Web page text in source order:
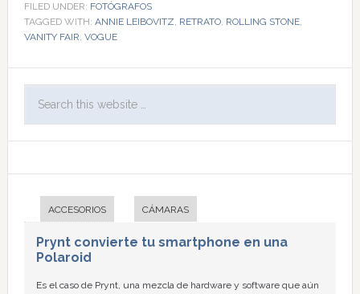
FILED UNDER: FOTÓGRAFOS
TAGGED WITH: ANNIE LEIBOVITZ, RETRATO, ROLLING STONE,
VANITY FAIR, VOGUE
ACCESORIOS CÁMARAS
Prynt convierte tu smartphone en una
Polaroid
Es el caso de Prynt, una mezcla de hardware y software que aún